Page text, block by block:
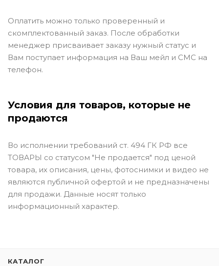
Оплатить можно только проверенный и
скомплектованный заказ. После обработки
менеджер присваивает заказу нужный статус и
Вам поступает информация на Ваш мейл и СМС на
телефон.
Условия для товаров, которые не
продаются
Во исполнении требований ст. 494 ГК РФ все
ТОВАРЫ со статусом "Не продается" под ценой
товара, их описания, цены, фотоснимки и видео не
являются публичной офертой и не предназначены
для продажи. Данные носят только
информационный характер.
КАТАЛОГ